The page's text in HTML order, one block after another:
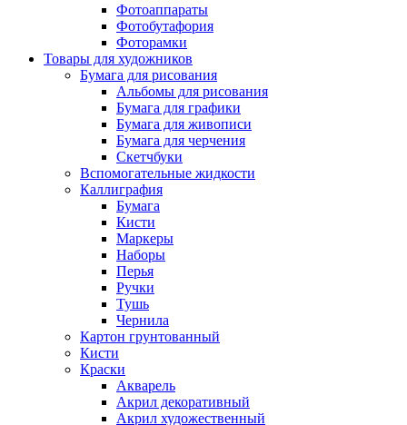
Фотоаппараты
Фотобутафория
Фоторамки
Товары для художников
Бумага для рисования
Альбомы для рисования
Бумага для графики
Бумага для живописи
Бумага для черчения
Скетчбуки
Вспомогательные жидкости
Каллиграфия
Бумага
Кисти
Маркеры
Наборы
Перья
Ручки
Тушь
Чернила
Картон грунтованный
Кисти
Краски
Акварель
Акрил декоративный
Акрил художественный